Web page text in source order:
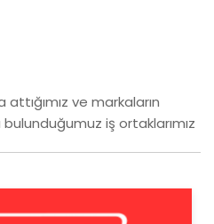
ve markaların
iş ortaklarımız